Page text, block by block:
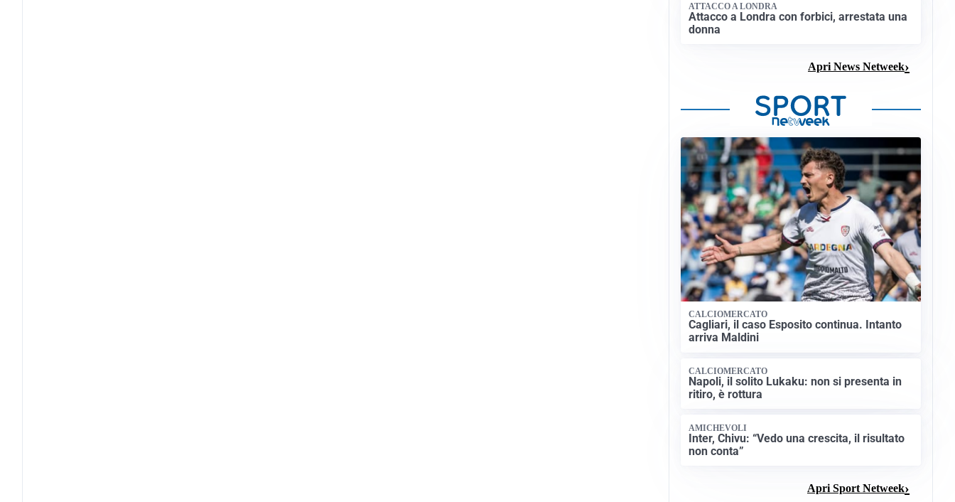
ATTACCO A LONDRA
Attacco a Londra con forbici, arrestata una
donna
Apri News Netweek
CALCIOMERCATO
Cagliari, il caso Esposito continua. Intanto
arriva Maldini
CALCIOMERCATO
Napoli, il solito Lukaku: non si presenta in
ritiro, è rottura
AMICHEVOLI
Inter, Chivu: “Vedo una crescita, il risultato
non conta”
Apri Sport Netweek